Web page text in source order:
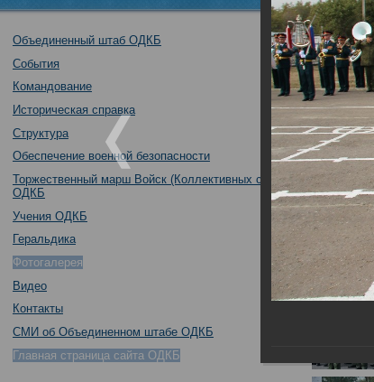
Объединенный штаб ОДКБ
События
Командование
Историческая справка
Структура
Обеспечение военной безопасности
Торжественный марш Войск (Коллективных сил)
ОДКБ
Учения ОДКБ
Геральдика
Фотогалерея
Видео
Контакты
СМИ об Объединенном штабе ОДКБ
Главная страница сайта ОДКБ
Открытие
03.10.2017